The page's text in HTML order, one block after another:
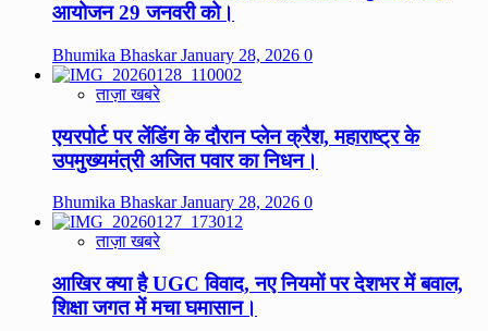
आयोजन 29 जनवरी को।
Bhumika BhaskarJanuary 28, 2026 0
ताज़ा खबरे
एयरपोर्ट पर लेंडिंग के दौरान प्लेन क्रैश, महाराष्ट्र के
उपमुख्यमंत्री अजित पवार का निधन।
Bhumika BhaskarJanuary 28, 2026 0
ताज़ा खबरे
आखिर क्या है UGC विवाद, नए नियमों पर देशभर में बवाल,
शिक्षा जगत में मचा घमासान।